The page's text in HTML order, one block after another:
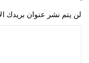
لن يتم نشر عنوان بريدك